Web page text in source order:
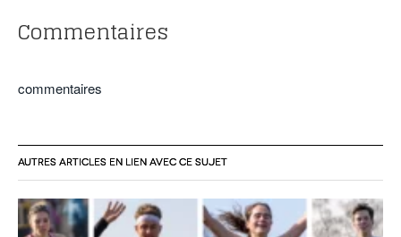
Commentaires
commentaires
AUTRES ARTICLES EN LIEN AVEC CE SUJET